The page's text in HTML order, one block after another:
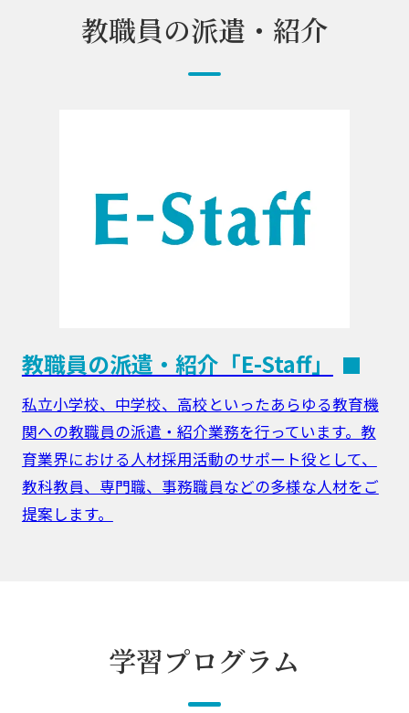
教職員の派遣・紹介
教職員の派遣・紹介「E-Staff」
私立小学校、中学校、高校といったあらゆる教育機
関への教職員の派遣・紹介業務を行っています。教
育業界における人材採用活動のサポート役として、
教科教員、専門職、事務職員などの多様な人材をご
提案します。
学習プログラム